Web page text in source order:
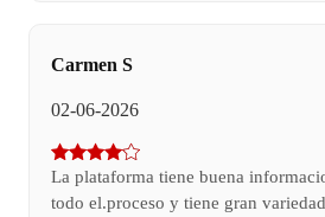
Carmen S
02-06-2026
La plataforma tiene buena
todo el.proceso y tiene gran